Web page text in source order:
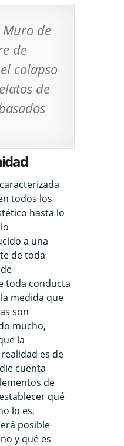
de
de
colapso
de
todos los
hasta lo
a una
de toda
toda conducta
medida que
son
mucho,
la
es de
cuenta
de
qué
lo es,
posible
y qué es